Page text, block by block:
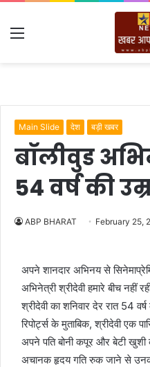
Menu
Main Slide देश बड़ी खबर
बॉलीवुड
54 वर्ष की
ABP BHARAT February 25,
अपने शानदार अभिनय से
अभिनेत्री श्रीदेवी हमारे बीच नहीं
श्रीदेवी का शनिवार देर रात 54
रिपोर्ट्स के मुताबिक, श्रीदेवी एक
अपने पति बोनी कपूर और बेटी
अचानक हृदय गति रुक जाने से उनका